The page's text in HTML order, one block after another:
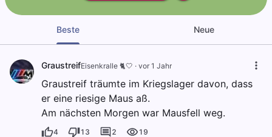
Beste Neue
GraustreifEisenkralle 🐈🤍 · vor 1 Jahr
Graustreif träumte im Kriegslager davon, dass
er eine riesige Maus aß.
Am nächsten Morgen war Mausfell weg.
4 13 2 19